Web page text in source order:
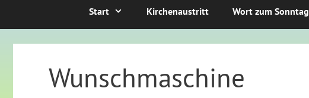
Start Kirchenaustritt Wort zum Sonntag
Wunschmaschine